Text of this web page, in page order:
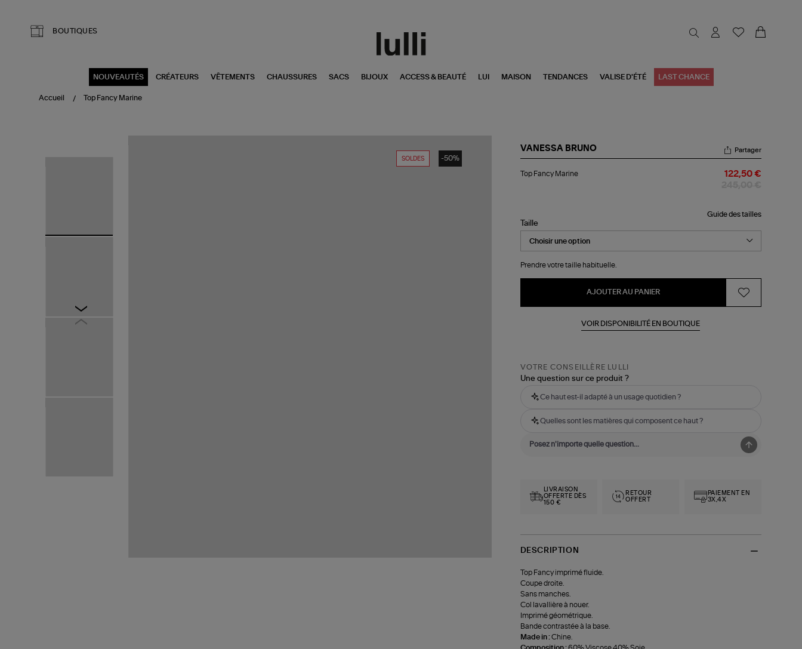
BOUTIQUES
NOUVEAUTÉS CRÉATEURS VÊTEMENTS CHAUSSURES SACS BIJOUX ACCESS & BEAUTÉ LUI MAISON TENDANCES VALISE D'ÉTÉ LAST CHANCE
Accueil Top Fancy Marine
SOLDES -50%
VANESSA BRUNO
Fancy
Partager
Top Fancy Marine 122,50 €
Guide des tailles
Taille
Prendre votre taille habituelle.
AJOUTER AU PANIER
VOIR DISPONIBILITÉ EN BOUTIQUE
VOTRE CONSEILLÈRE LULLI
Une question sur ce produit ?
Ce haut est-il adapté à un usage quotidien ?
Quelles sont les matières qui composent ce haut ?
LIVRAISON
OFFERTE DÈS
150 €
RETOUR
OFFERT
PAIEMENT EN
3X,4X
DESCRIPTION
Top Fancy imprimé fluide.
Coupe droite.
Sans manches.
Col lavallière à nouer.
Imprimé géométrique.
Bande contrastée à la base.
Made in :Chine.